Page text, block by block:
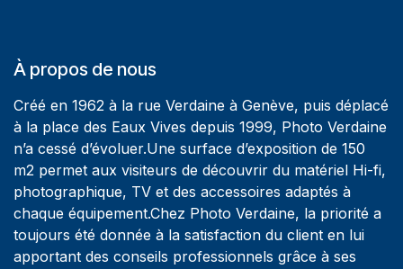
À propos de nous
Créé en 1962 à la rue Verdaine à Genève, puis déplacé
à la place des Eaux Vives depuis 1999, Photo Verdaine
n’a cessé d’évoluer.Une surface d’exposition de 150
m2 permet aux visiteurs de découvrir du matériel Hi-fi,
photographique, TV et des accessoires adaptés à
chaque équipement.Chez Photo Verdaine, la priorité a
toujours été donnée à la satisfaction du client en lui
apportant des conseils professionnels grâce à ses